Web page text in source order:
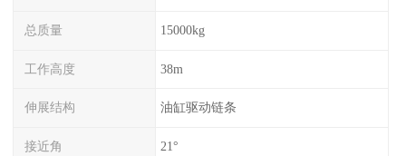
总质量 15000kg
工作高度 38m
伸展结构 油缸驱动链条
接近角 21°